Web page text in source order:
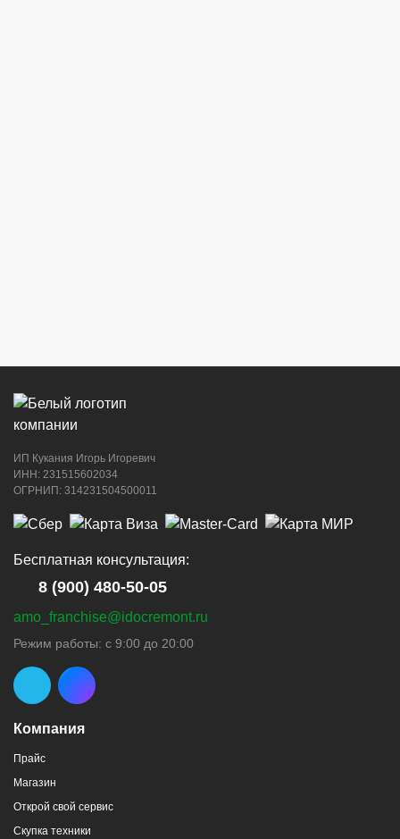
ИП Кукания Игорь Игоревич
ИНН: 231515602034
ОГРНИП: 314231504500011
Компания
Прайс
Магазин
Открой свой сервис
Скупка техники
Бесплатная консультация:
8 (900) 480-50-05
amo_franchise@idocremont.ru
Режим работы: с 9:00 до 20:00